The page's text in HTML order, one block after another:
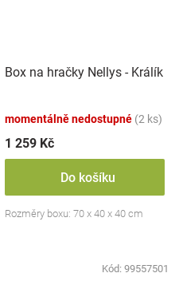
Box na hračky Nellys - Králík
momentálně nedostupné (2 ks)
1 259 Kč
Do košíku
Rozměry boxu: 70 x 40 x 40 cm
Kód: 99557501